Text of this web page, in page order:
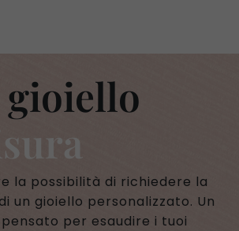
la possibilità di richiedere la
un gioiello personalizzato. Un
per esaudire i tuoi